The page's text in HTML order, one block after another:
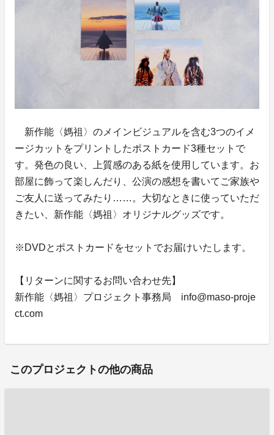
新作能〈媽祖〉のメインビジュアルを含む3つのイメ
ージカットをプリントしたポストカード3種セットで
す。発色の良い、上質感のある紙を使用しています。お
部屋に飾って楽しんだり、公演の感想を書いてご家族や
ご友人に送ってみたり……。大切なときに使っていただ
きたい、新作能〈媽祖〉オリジナルグッズです。
※DVDとポストカードをセットでお届けいたします。
【リターンに関するお問い合わせ先】
新作能〈媽祖〉プロジェクト事務局 info@maso-proje
ct.com
このプロジェクトの他の商品